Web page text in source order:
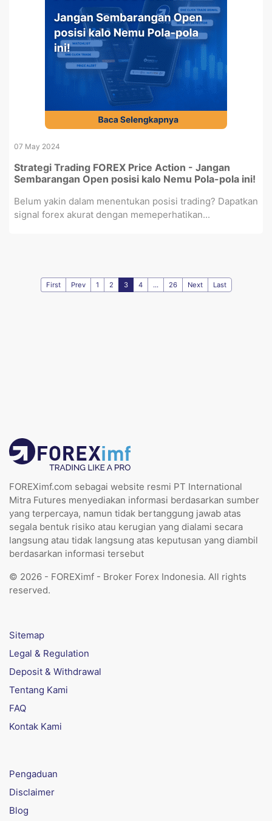
07 May 2024
Strategi Trading FOREX Price Action - Jangan
Sembarangan Open posisi kalo Nemu Pola-pola ini!
Belum yakin dalam menentukan posisi trading? Dapatkan
signal forex akurat dengan memeperhatikan...
First Prev 1 2 3 4 ... 26 Next Last
FOREXimf.com sebagai website resmi PT International
Mitra Futures menyediakan informasi berdasarkan sumber
yang terpercaya, namun tidak bertanggung jawab atas
segala bentuk risiko atau kerugian yang dialami secara
langsung atau tidak langsung atas keputusan yang diambil
berdasarkan informasi tersebut
© 2026 - FOREXimf - Broker Forex Indonesia. All rights
reserved.
Sitemap
Legal & Regulation
Deposit & Withdrawal
Tentang Kami
FAQ
Kontak Kami
Pengaduan
Disclaimer
Blog